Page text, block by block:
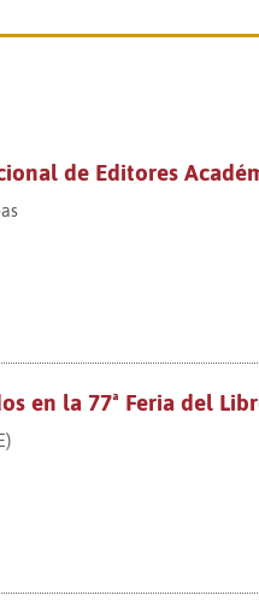
de Editores
en la 77ª Feria del